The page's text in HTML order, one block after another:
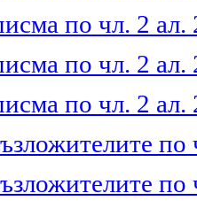
по чл. 2 ал.
по чл. 2 ал.
по чл. 2 ал.
по
по